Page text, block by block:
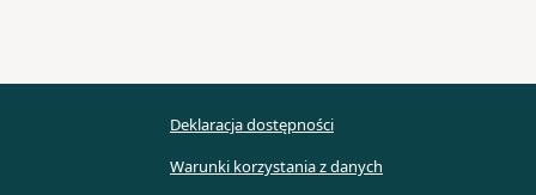
Deklaracja dostępności
Warunki korzystania z danych